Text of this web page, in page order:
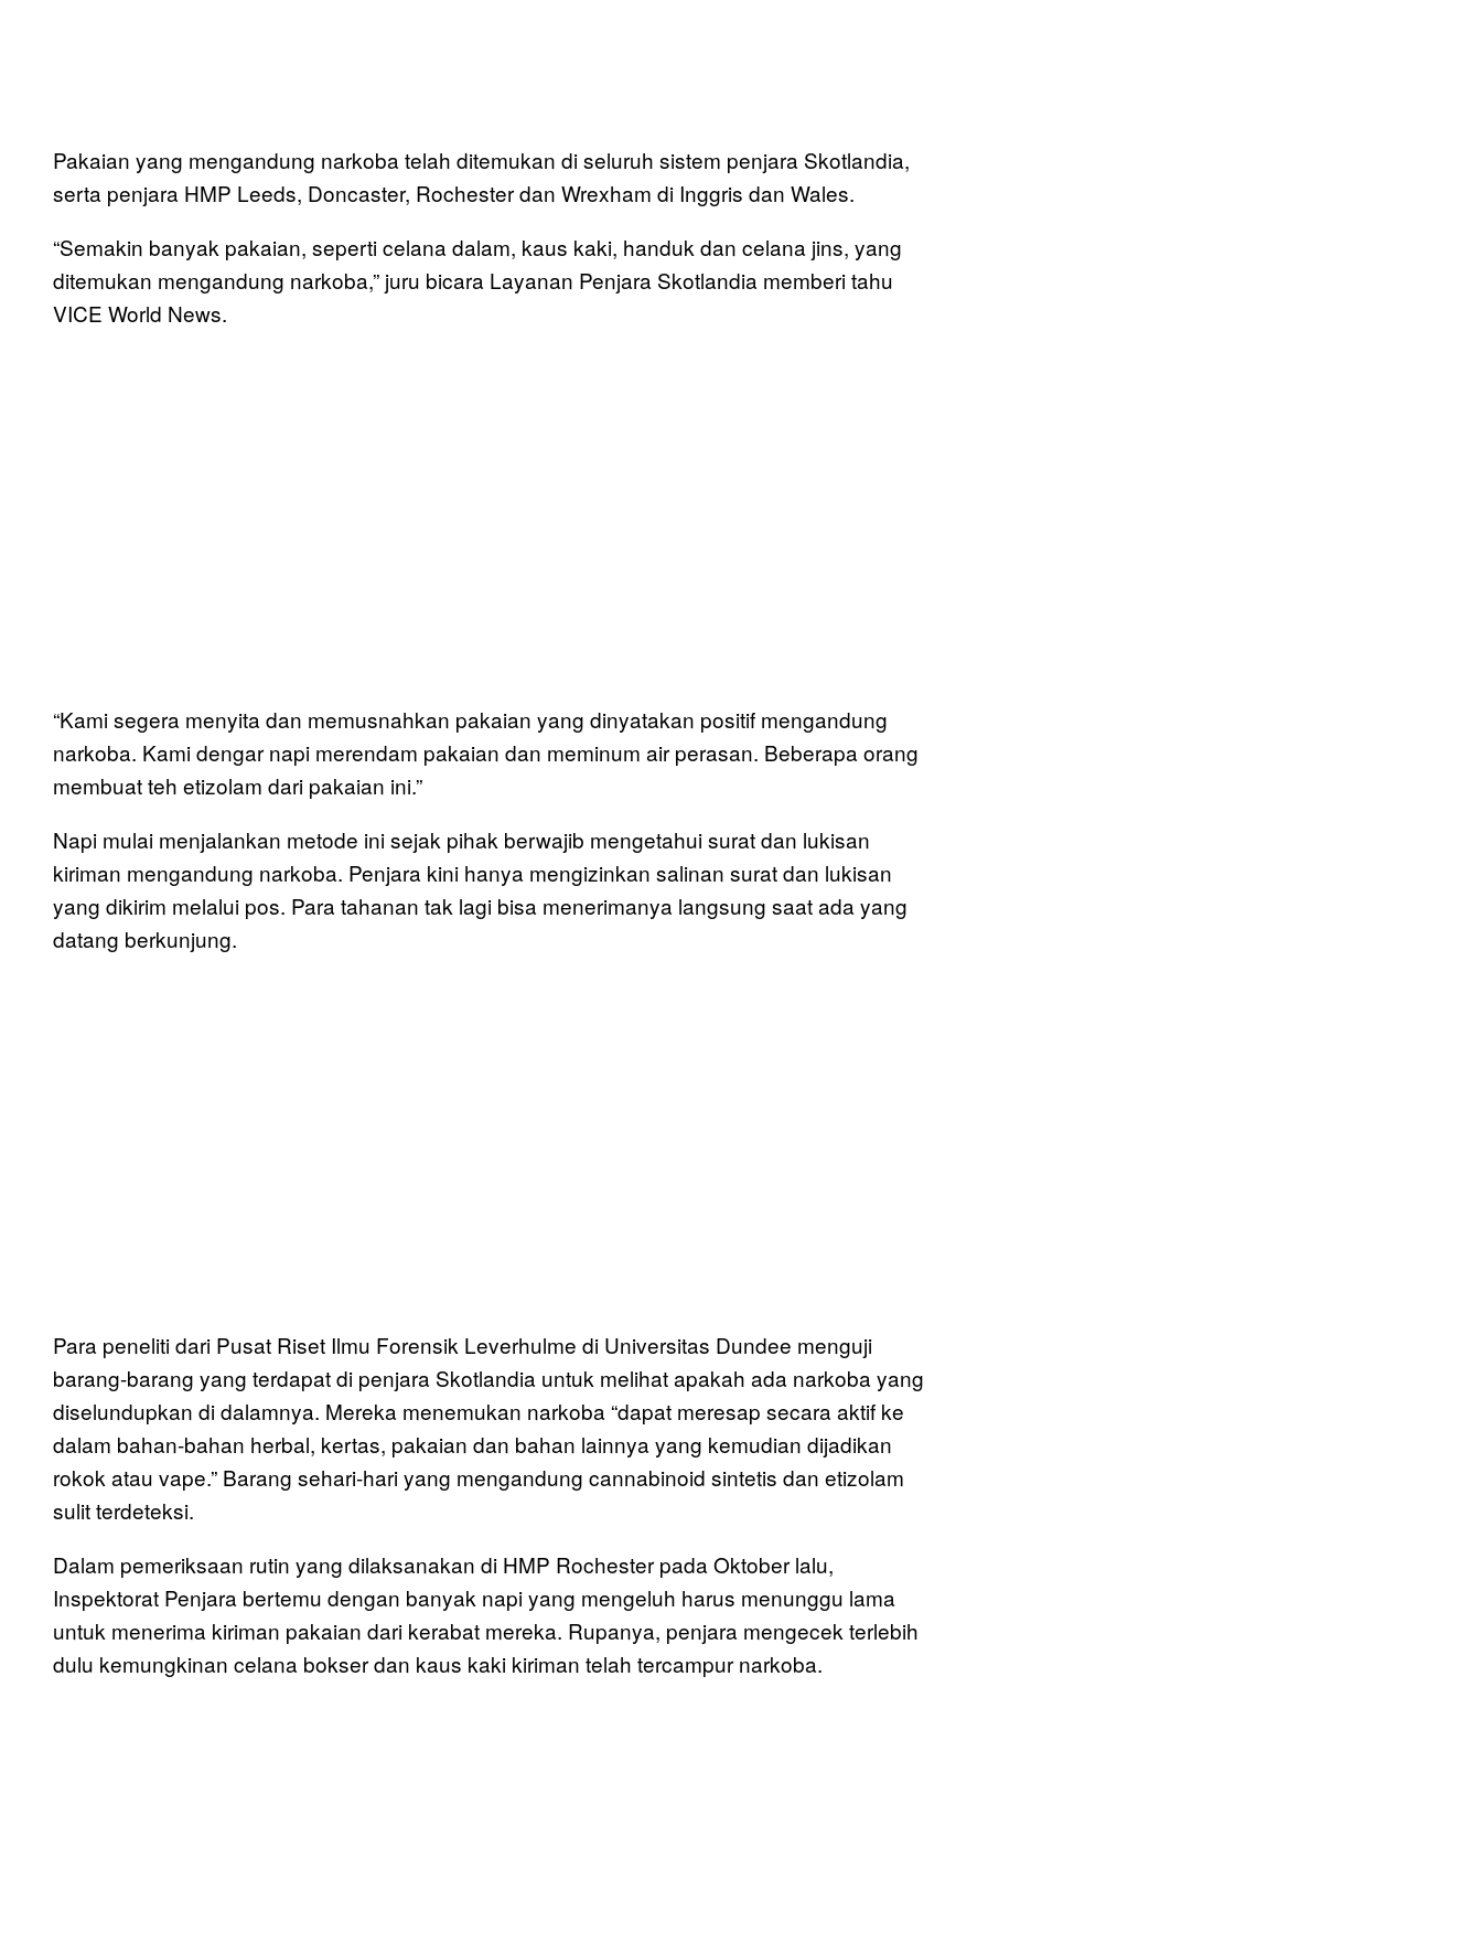
Pakaian yang mengandung narkoba telah ditemukan di seluruh sistem penjara Skotlandia,
serta penjara HMP Leeds, Doncaster, Rochester dan Wrexham di Inggris dan Wales.
“Semakin banyak pakaian, seperti celana dalam, kaus kaki, handuk dan celana jins, yang
ditemukan mengandung narkoba,” juru bicara Layanan Penjara Skotlandia memberi tahu
VICE World News.
“Kami segera menyita dan memusnahkan pakaian yang dinyatakan positif mengandung
narkoba. Kami dengar napi merendam pakaian dan meminum air perasan. Beberapa orang
membuat teh etizolam dari pakaian ini.”
Napi mulai menjalankan metode ini sejak pihak berwajib mengetahui surat dan lukisan
kiriman mengandung narkoba. Penjara kini hanya mengizinkan salinan surat dan lukisan
yang dikirim melalui pos. Para tahanan tak lagi bisa menerimanya langsung saat ada yang
datang berkunjung.
Para peneliti dari Pusat Riset Ilmu Forensik Leverhulme di Universitas Dundee menguji
barang-barang yang terdapat di penjara Skotlandia untuk melihat apakah ada narkoba yang
diselundupkan di dalamnya. Mereka menemukan narkoba “dapat meresap secara aktif ke
dalam bahan-bahan herbal, kertas, pakaian dan bahan lainnya yang kemudian dijadikan
rokok atau vape.” Barang sehari-hari yang mengandung cannabinoid sintetis dan etizolam
sulit terdeteksi.
Dalam pemeriksaan rutin yang dilaksanakan di HMP Rochester pada Oktober lalu,
Inspektorat Penjara bertemu dengan banyak napi yang mengeluh harus menunggu lama
untuk menerima kiriman pakaian dari kerabat mereka. Rupanya, penjara mengecek terlebih
dulu kemungkinan celana bokser dan kaus kaki kiriman telah tercampur narkoba.